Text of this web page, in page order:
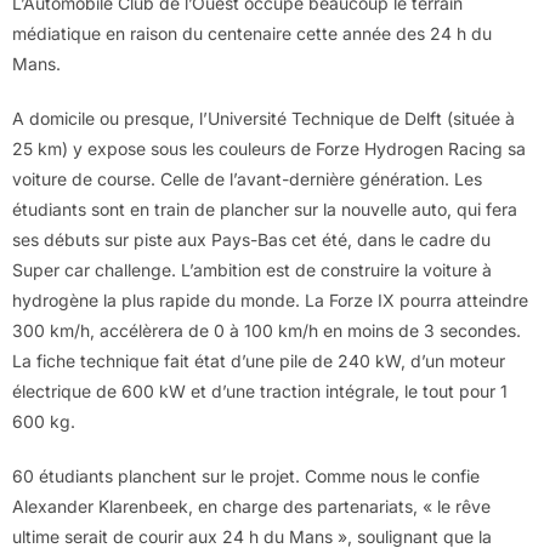
médiatique en raison du centenaire cette année des 24 h du
Mans.
A domicile ou presque, l’Université Technique de Delft (située à
25 km) y expose sous les couleurs de Forze Hydrogen Racing sa
voiture de course. Celle de l’avant-dernière génération. Les
étudiants sont en train de plancher sur la nouvelle auto, qui fera
ses débuts sur piste aux Pays-Bas cet été, dans le cadre du
Super car challenge. L’ambition est de construire la voiture à
hydrogène la plus rapide du monde. La Forze IX pourra atteindre
300 km/h, accélèrera de 0 à 100 km/h en moins de 3 secondes.
La fiche technique fait état d’une pile de 240 kW, d’un moteur
électrique de 600 kW et d’une traction intégrale, le tout pour 1
600 kg.
60 étudiants planchent sur le projet. Comme nous le confie
Alexander Klarenbeek, en charge des partenariats, « le rêve
ultime serait de courir aux 24 h du Mans », soulignant que la